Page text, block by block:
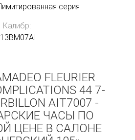
серия
Калибр:
13BM07AI
FLEURIER
44 7-
AIT7007 -
ЧАСЫ ПО
ЦЕНЕ В САЛОНЕ